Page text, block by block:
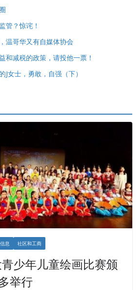
管？惊诧！
温哥华又有自媒体协会
和减税的政策，请投他一票！
J女士，勇敢，自强（下）
息 社区和工商
少年儿童绘画比赛颁
举行